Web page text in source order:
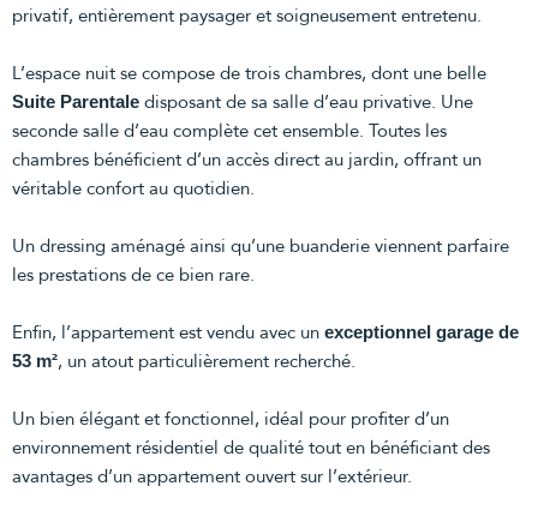
privatif, entièrement paysager et soigneusement entretenu.
L’espace nuit se compose de trois chambres, dont une belle
Suite Parentale disposant de sa salle d’eau privative. Une
seconde salle d’eau complète cet ensemble. Toutes les
chambres bénéficient d’un accès direct au jardin, offrant un
véritable confort au quotidien.
Un dressing aménagé ainsi qu’une buanderie viennent parfaire
les prestations de ce bien rare.
Enfin, l’appartement est vendu avec un exceptionnel garage de
53 m², un atout particulièrement recherché.
Un bien élégant et fonctionnel, idéal pour profiter d’un
environnement résidentiel de qualité tout en bénéficiant des
avantages d’un appartement ouvert sur l’extérieur.